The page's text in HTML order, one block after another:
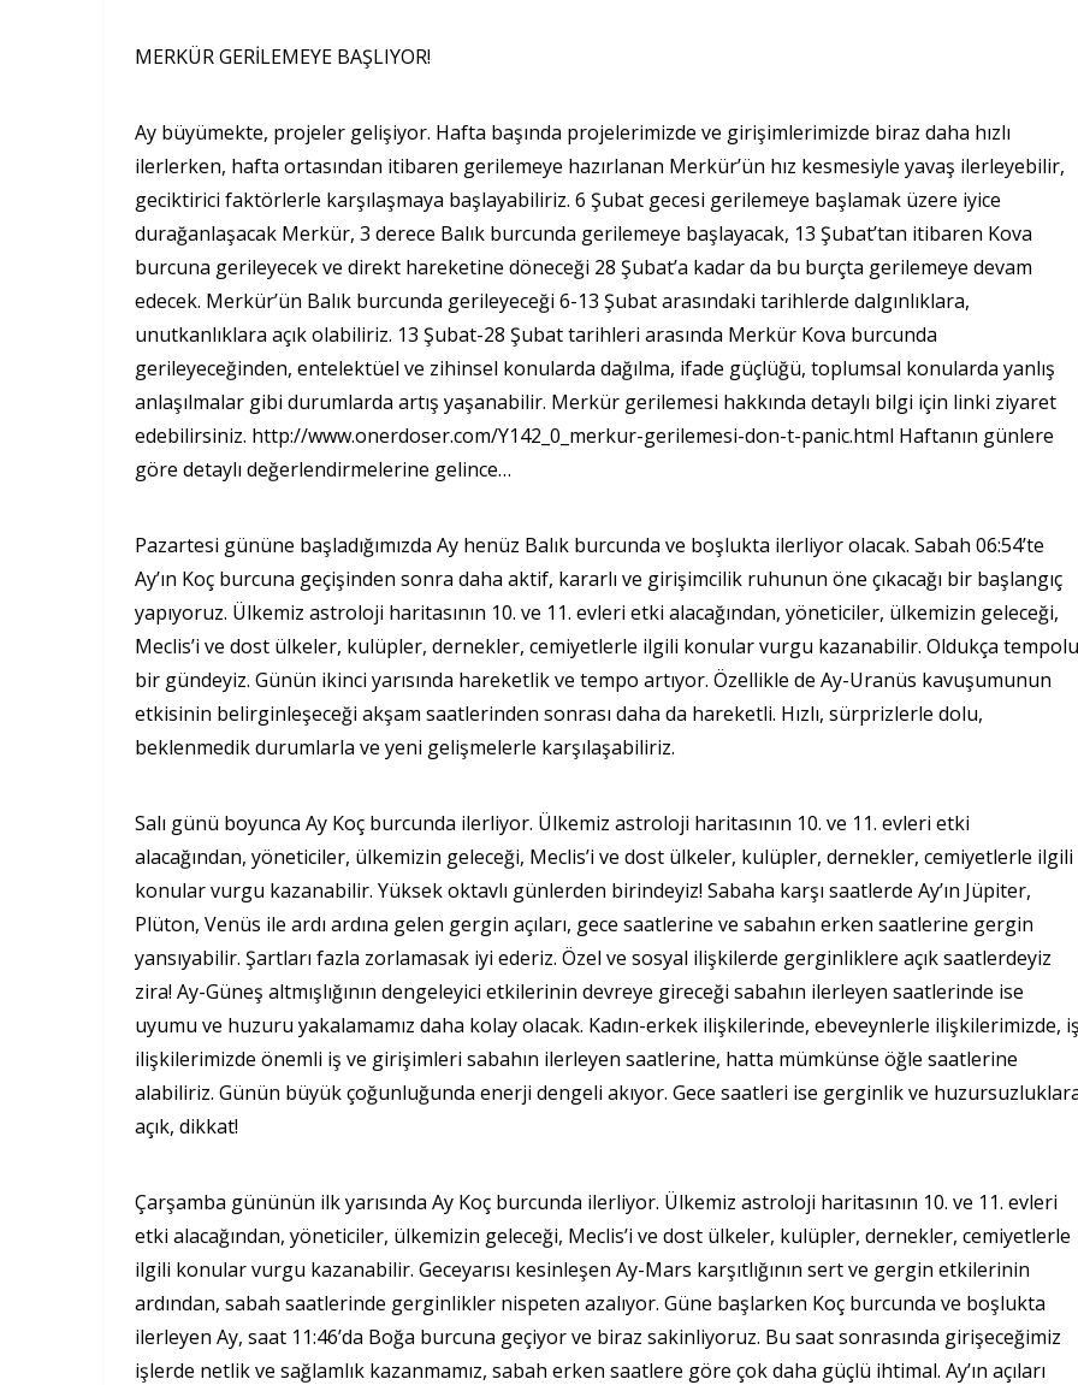
MERKÜR GERİLEMEYE BAŞLIYOR!
Ay büyümekte, projeler gelişiyor. Hafta başında projelerimizde ve girişimlerimizde biraz daha hızlı
ilerlerken, hafta ortasından itibaren gerilemeye hazırlanan Merkür’ün hız kesmesiyle yavaş ilerleyebilir,
geciktirici faktörlerle karşılaşmaya başlayabiliriz. 6 Şubat gecesi gerilemeye başlamak üzere iyice
durağanlaşacak Merkür, 3 derece Balık burcunda gerilemeye başlayacak, 13 Şubat’tan itibaren Kova
burcuna gerileyecek ve direkt hareketine döneceği 28 Şubat’a kadar da bu burçta gerilemeye devam
edecek. Merkür’ün Balık burcunda gerileyeceği 6-13 Şubat arasındaki tarihlerde dalgınlıklara,
unutkanlıklara açık olabiliriz. 13 Şubat-28 Şubat tarihleri arasında Merkür Kova burcunda
gerileyeceğinden, entelektüel ve zihinsel konularda dağılma, ifade güçlüğü, toplumsal konularda yanlış
anlaşılmalar gibi durumlarda artış yaşanabilir. Merkür gerilemesi hakkında detaylı bilgi için linki ziyaret
edebilirsiniz. http://www.onerdoser.com/Y142_0_merkur-gerilemesi-don-t-panic.html Haftanın günlere
göre detaylı değerlendirmelerine gelince…
Pazartesi gününe başladığımızda Ay henüz Balık burcunda ve boşlukta ilerliyor olacak. Sabah 06:54’te
Ay’ın Koç burcuna geçişinden sonra daha aktif, kararlı ve girişimcilik ruhunun öne çıkacağı bir başlangıç
yapıyoruz. Ülkemiz astroloji haritasının 10. ve 11. evleri etki alacağından, yöneticiler, ülkemizin geleceği,
Meclis’i ve dost ülkeler, kulüpler, dernekler, cemiyetlerle ilgili konular vurgu kazanabilir. Oldukça tempolu
bir gündeyiz. Günün ikinci yarısında hareketlik ve tempo artıyor. Özellikle de Ay-Uranüs kavuşumunun
etkisinin belirginleşeceği akşam saatlerinden sonrası daha da hareketli. Hızlı, sürprizlerle dolu,
beklenmedik durumlarla ve yeni gelişmelerle karşılaşabiliriz.
Salı günü boyunca Ay Koç burcunda ilerliyor. Ülkemiz astroloji haritasının 10. ve 11. evleri etki
alacağından, yöneticiler, ülkemizin geleceği, Meclis’i ve dost ülkeler, kulüpler, dernekler, cemiyetlerle ilgili
konular vurgu kazanabilir. Yüksek oktavlı günlerden birindeyiz! Sabaha karşı saatlerde Ay’ın Jüpiter,
Plüton, Venüs ile ardı ardına gelen gergin açıları, gece saatlerine ve sabahın erken saatlerine gergin
yansıyabilir. Şartları fazla zorlamasak iyi ederiz. Özel ve sosyal ilişkilerde gerginliklere açık saatlerdeyiz
zira! Ay-Güneş altmışlığının dengeleyici etkilerinin devreye gireceği sabahın ilerleyen saatlerinde ise
uyumu ve huzuru yakalamamız daha kolay olacak. Kadın-erkek ilişkilerinde, ebeveynlerle ilişkilerimizde, iş
ilişkilerimizde önemli iş ve girişimleri sabahın ilerleyen saatlerine, hatta mümkünse öğle saatlerine
alabiliriz. Günün büyük çoğunluğunda enerji dengeli akıyor. Gece saatleri ise gerginlik ve
açık, dikkat!
Çarşamba gününün ilk yarısında Ay Koç burcunda ilerliyor. Ülkemiz astroloji haritasının 10. ve 11. evleri
etki alacağından, yöneticiler, ülkemizin geleceği, Meclis’i ve dost ülkeler, kulüpler, dernekler, cemiyetlerle
ilgili konular vurgu kazanabilir. Geceyarısı kesinleşen Ay-Mars karşıtlığının sert ve gergin etkilerinin
ardından, sabah saatlerinde gerginlikler nispeten azalıyor. Güne başlarken Koç burcunda ve boşlukta
ilerleyen Ay, saat 11:46’da Boğa burcuna geçiyor ve biraz sakinliyoruz. Bu saat sonrasında girişeceğimiz
işlerde netlik ve sağlamlık kazanmamız, sabah erken saatlere göre çok daha güçlü ihtimal. Ay’ın açıları